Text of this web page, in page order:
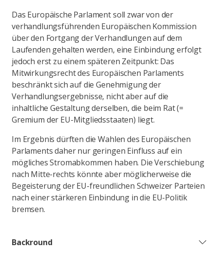
Das Europäische Parlament soll zwar von der
verhandlungsführenden Europäischen Kommission
über den Fortgang der Verhandlungen auf dem
Laufenden gehalten werden, eine Einbindung erfolgt
jedoch erst zu einem späteren Zeitpunkt: Das
Mitwirkungsrecht des Europäischen Parlaments
beschränkt sich auf die Genehmigung der
Verhandlungsergebnisse, nicht aber auf die
inhaltliche Gestaltung derselben, die beim Rat (=
Gremium der EU-Mitgliedsstaaten) liegt.
Im Ergebnis dürften die Wahlen des Europäischen
Parlaments daher nur geringen Einfluss auf ein
mögliches Stromabkommen haben. Die Verschiebung
nach Mitte-rechts könnte aber möglicherweise die
Begeisterung der EU-freundlichen Schweizer Parteien
nach einer stärkeren Einbindung in die EU-Politik
bremsen.
Backround